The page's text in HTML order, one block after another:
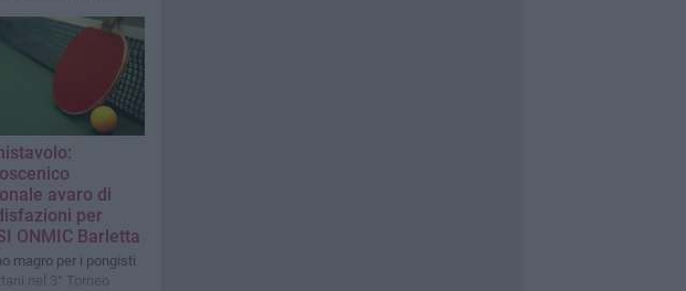
avaro di
per
ONMIC Barletta
magro per i pongisti
nel 3° Torneo